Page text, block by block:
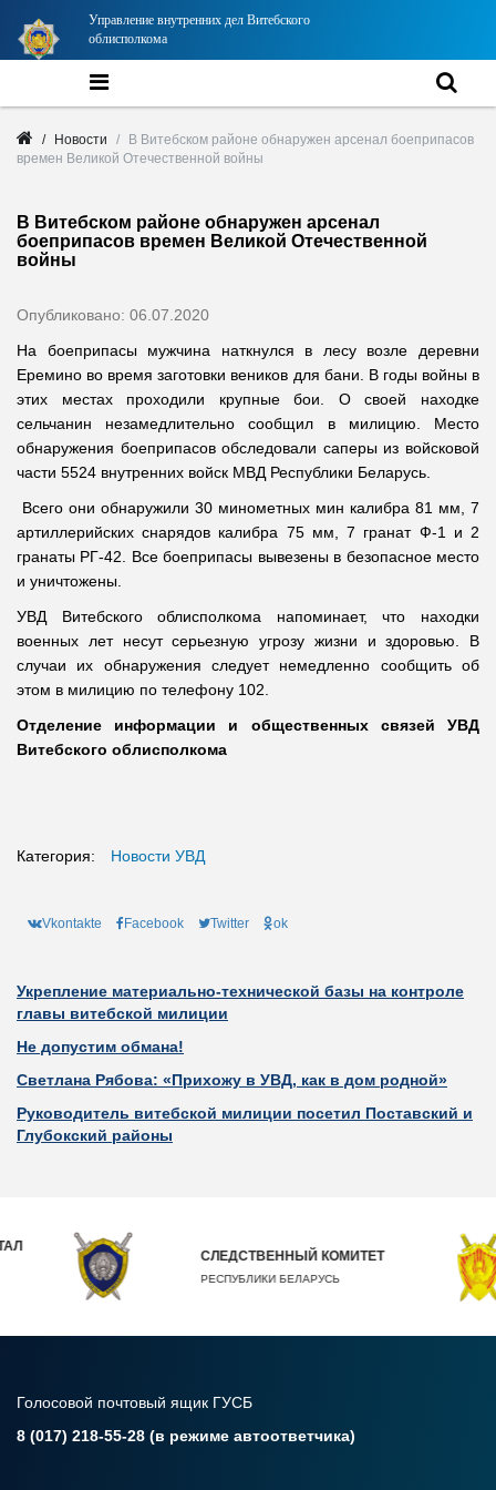
Управление внутренних дел Витебского
облисполкома
Новости
В Витебском районе обнаружен арсенал боеприпасов
времен Великой Отечественной войны
В Витебском районе обнаружен арсенал
боеприпасов времен Великой Отечественной
войны
Опубликовано: 06.07.2020
На боеприпасы мужчина наткнулся в лесу возле деревни
Еремино во время заготовки веников для бани. В годы войны в
этих местах проходили крупные бои. О своей находке
сельчанин незамедлительно сообщил в милицию. Место
обнаружения боеприпасов обследовали саперы из войсковой
части 5524 внутренних войск МВД Республики Беларусь.
Всего они обнаружили 30 минометных мин калибра 81 мм, 7
артиллерийских снарядов калибра 75 мм, 7 гранат Ф-1 и 2
гранаты РГ-42. Все боеприпасы вывезены в безопасное место
и уничтожены.
УВД Витебского облисполкома напоминает, что находки
военных лет несут серьезную угрозу жизни и здоровью. В
случаи их обнаружения следует немедленно сообщить об
этом в милицию по телефону 102.
Отделение информации и общественных связей УВД
Витебского облисполкома
Категория: Новости УВД
Vkontakte Facebook Twitter ok
Укрепление материально-технической базы на контроле
главы витебской милиции
Не допустим обмана!
Светлана Рябова: «Прихожу в УВД, как в дом родной»
Руководитель витебской милиции посетил Поставский и
Глубокский районы
СЛЕДСТВЕННЫЙ КОМИТЕТ
РЕСПУБЛИКИ БЕЛАРУСЬ
Голосовой почтовый ящик ГУСБ
8 (017) 218-55-28 (в режиме автоответчика)